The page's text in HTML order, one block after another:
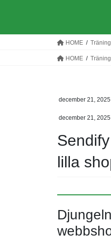
HOME
HOME
december 21, 2025
december 21, 2025
lilla